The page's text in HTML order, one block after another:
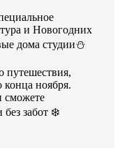
и Новогодних
дома студии⛄️
путешествия,
конца ноября.
сможете
без забот ❄️